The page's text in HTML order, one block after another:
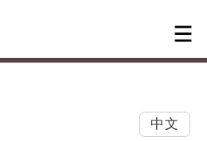
中文